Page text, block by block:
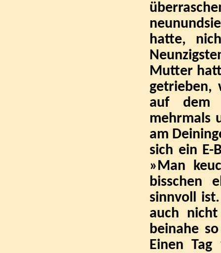
hatte,
Mutter
getrieben,
auf dem
mehrmals
am
sich ein
»Man
bisschen
sinnvoll
auch
beinahe
Einen